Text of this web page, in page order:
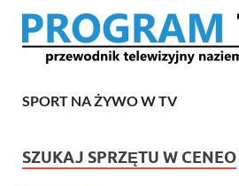
SPORT NA ŻYWO W TV
SZUKAJ SPRZĘTU W CENEO